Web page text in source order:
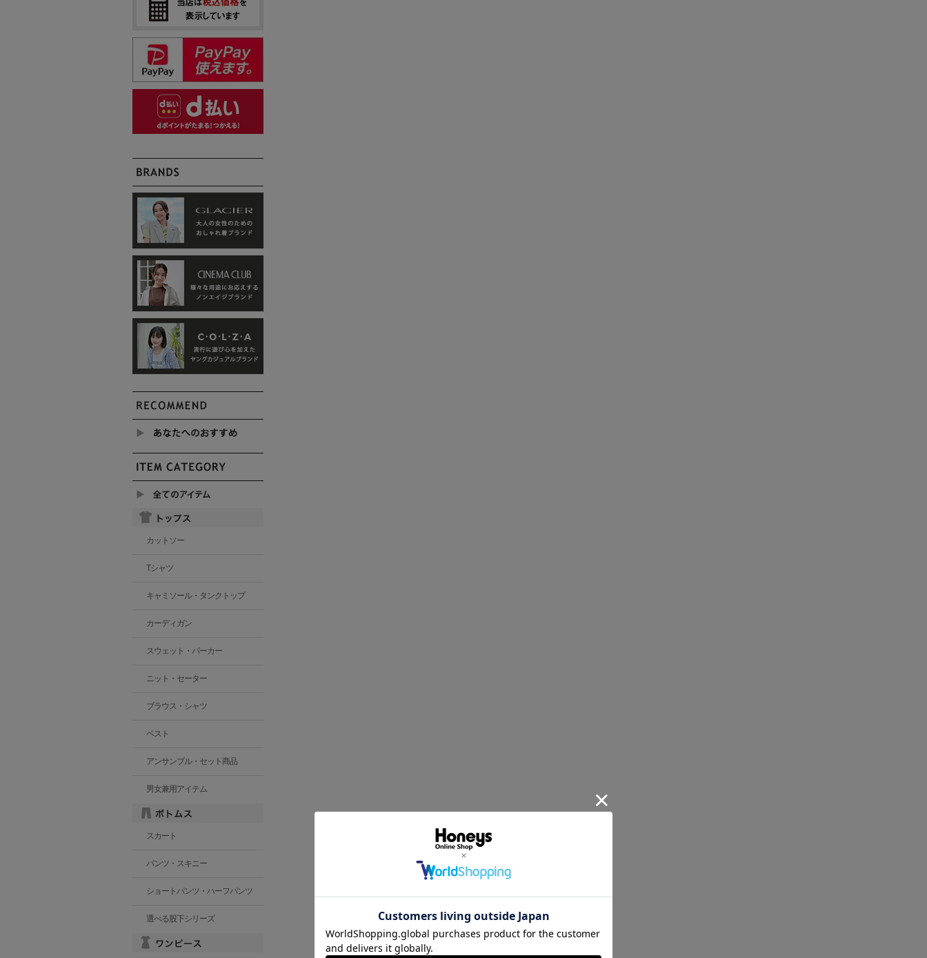
カットソー
Tシャツ
キャミソール・タンクトップ
カーディガン
スウェット・パーカー
ニット・セーター
ブラウス・シャツ
ベスト
アンサンブル・セット商品
男女兼用アイテム
スカート
パンツ・スキニー
ショートパンツ・ハーフパンツ
選べる股下シリーズ